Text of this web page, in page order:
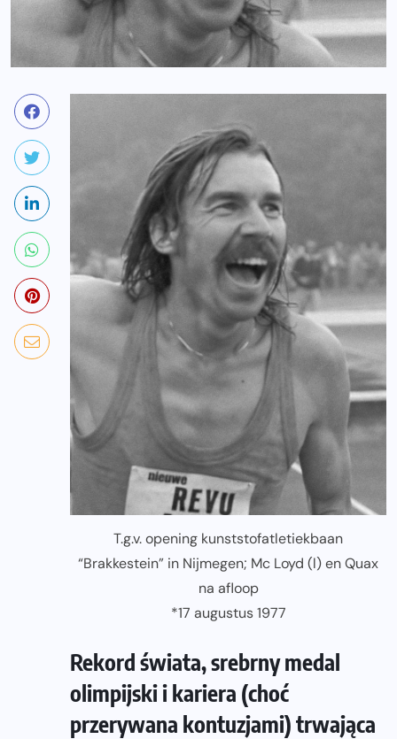
T.g.v. opening kunststofatletiekbaan
“Brakkestein” in Nijmegen; Mc Loyd (l) en Quax
na afloop
*17 augustus 1977
Rekord świata, srebrny medal
olimpijski i kariera (choć
przerywana kontuzjami) trwająca